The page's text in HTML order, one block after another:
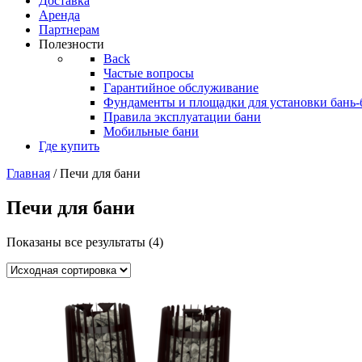
Аренда
Партнерам
Полезности
Back
Частые вопросы
Гарантийное обслуживание
Фундаменты и площадки для установки бань-
Правила эксплуатации бани
Мобильные бани
Где купить
Главная / Печи для бани
Печи для бани
Показаны все результаты (4)